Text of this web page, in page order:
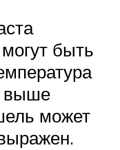
быть
выше
может